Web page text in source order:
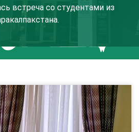
встреча со студентами из